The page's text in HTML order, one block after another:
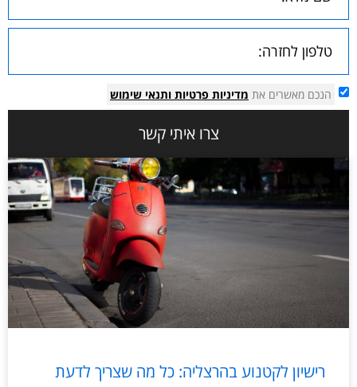
הנכם מאשרים את מדיניות פרטיות ותנאי שימוש
צרו איתי קשר
רישיון לקטנוע בהרצליה: כל מה שצריך לדעת